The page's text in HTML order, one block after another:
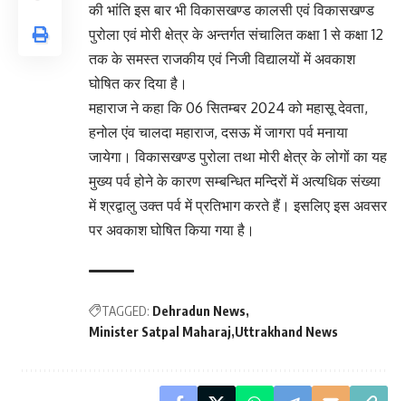
की भांति इस बार भी विकासखण्ड कालसी एवं विकासखण्ड
पुरोला एवं मोरी क्षेत्र के अन्तर्गत संचालित कक्षा 1 से कक्षा 12
तक के समस्त राजकीय एवं निजी विद्यालयों में अवकाश
घोषित कर दिया है।
महाराज ने कहा कि 06 सितम्बर 2024 को महासू देवता,
हनोल एंव चालदा महाराज, दसऊ में जागरा पर्व मनाया
जायेगा। विकासखण्ड पुरोला तथा मोरी क्षेत्र के लोगों का यह
मुख्य पर्व होने के कारण सम्बन्धित मन्दिरों में अत्यधिक संख्या
में श्रद्वालु उक्त पर्व में प्रतिभाग करते हैं। इसलिए इस अवसर
पर अवकाश घोषित किया गया है।
TAGGED: Dehradun News
Minister Satpal Maharaj Uttrakhand News